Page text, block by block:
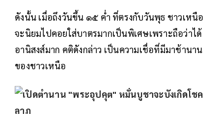
ดังนั้น เมื่อถึงวันขึ้น ๑๕ ค่ำ ที่ตรงกับวันพุธ ชาวเหนือ
จะนิยมไปคอยใส่บาตรมากเป็นพิเศษเพราะถือว่าได้
อานิสงส์มาก คติดังกล่าว เป็นความเชื่อที่มีมาช้านาน
ของชาวเหนือ